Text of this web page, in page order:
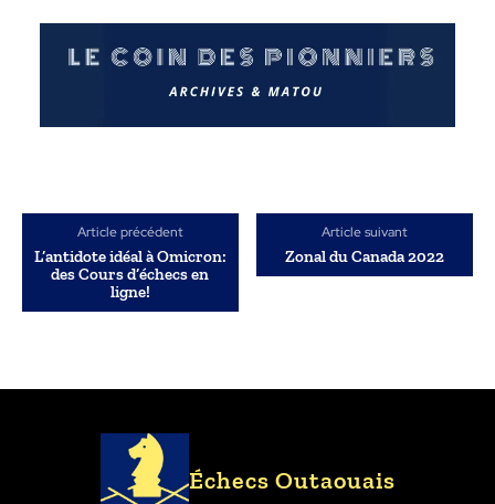
Article précédent
L’antidote idéal à Omicron:
des Cours d’échecs en
ligne!
Article suivant
Zonal du Canada 2022
Échecs Outaouais